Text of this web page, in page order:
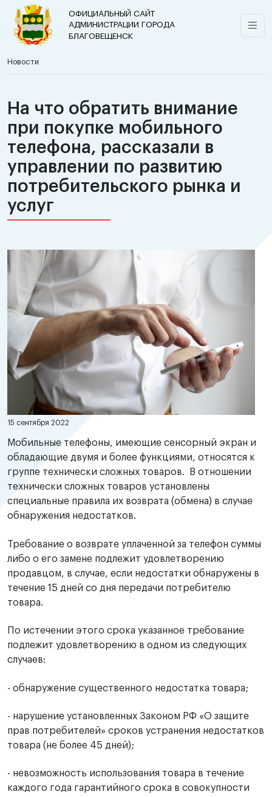
ОФИЦИАЛЬНЫЙ САЙТ
АДМИНИСТРАЦИИ ГОРОДА
БЛАГОВЕЩЕНСК
Новости
На что обратить внимание
при покупке мобильного
телефона, рассказали в
управлении по развитию
потребительского рынка и
услуг
15 сентября 2022
Мобильные телефоны, имеющие сенсорный экран и
обладающие двумя и более функциями, относятся к
группе технически сложных товаров. В отношении
технически сложных товаров установлены
специальные правила их возврата (обмена) в случае
обнаружения недостатков.
Требование о возврате уплаченной за телефон суммы
либо о его замене подлежит удовлетворению
продавцом, в случае, если недостатки обнаружены в
течение 15 дней со дня передачи потребителю
товара.
По истечении этого срока указанное требование
подлежит удовлетворению в одном из следующих
случаев:
- обнаружение существенного недостатка товара;
- нарушение установленных Законом РФ «О защите
прав потребителей» сроков устранения недостатков
товара (не более 45 дней);
- невозможность использования товара в течение
каждого года гарантийного срока в совокупности